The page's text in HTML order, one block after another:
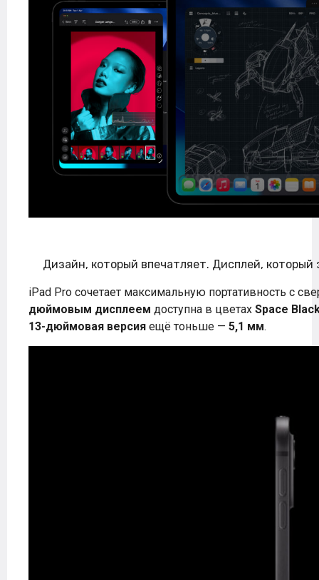
Дизайн, который впечатляет. Дисплей, который
iPad Pro сочетает максимальную портативность с
дюймовым дисплеем доступна в цветах Space
13-дюймовая версия ещё тоньше — 5,1 мм.